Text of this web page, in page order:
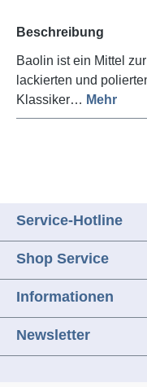
Beschreibung
Baolin ist ein Mittel
lackierten und
Klassiker… Mehr
Service-Hotline
Shop Service
Informationen
Newsletter